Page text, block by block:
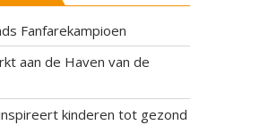
Fanfarekampioen
aan de Haven van de
kinderen tot gezond